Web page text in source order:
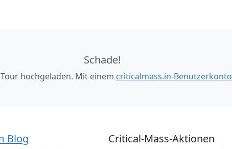
Schade!
hochgeladen. Mit einem criticalmass.in-Benutzerkonto
Blog Critical-Mass-Aktionen